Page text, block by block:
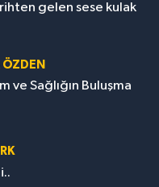
gelen sese kulak
ÖZDEN
ve Sağlığın Buluşma